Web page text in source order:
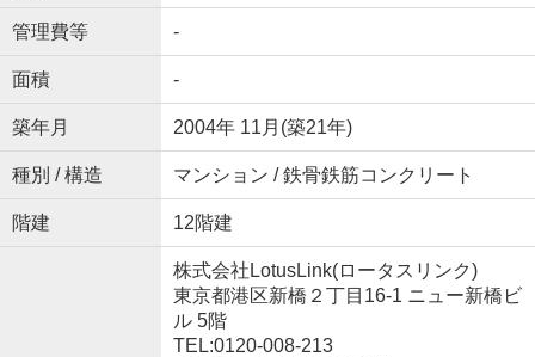
管理費等 -
面積 -
築年月 2004年 11月(築21年)
種別 / 構造 マンション / 鉄骨鉄筋コンクリート
階建 12階建
株式会社LotusLink(ロータスリンク)
東京都港区新橋２丁目16-1 ニュー新橋ビ
ル 5階
TEL:0120-008-213